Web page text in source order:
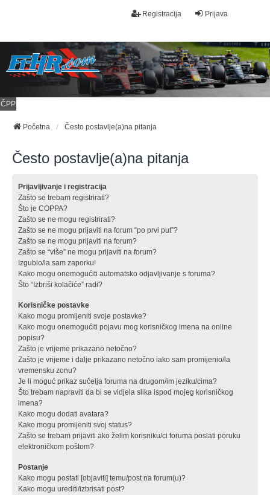
Prijava
Registracija
ČPP
Početna Često postavlje(a)na pitanja
Često postavlje(a)na pitanja
Prijavljivanje i registracija
Zašto se trebam registrirati?
Što je COPPA?
Zašto se ne mogu registrirati?
Zašto se ne mogu prijaviti na forum “po prvi put”?
Zašto se ne mogu prijaviti na forum?
Zašto se “više” ne mogu prijaviti na forum?
Izgubio/la sam zaporku!
Kako mogu onemogućiti automatsko odjavljivanje s foruma?
Što “Izbriši kolačiće” radi?
Korisničke postavke
Kako mogu promijeniti svoje postavke?
Kako mogu onemogućiti pojavu mog korisničkog imena na online
popisu?
Zašto je vrijeme prikazano netočno?
Zašto je vrijeme i dalje prikazano netočno iako sam promijenio/la
vremensku zonu?
Je li moguć prikaz sučelja foruma na drugom/im jeziku/cima?
Što trebam napraviti da bi se vidjela slika ispod mojeg korisničkog
imena?
Kako mogu dodati avatara?
Kako mogu promijeniti svoj status?
Zašto se trebam prijaviti ako želim korisniku/ci foruma poslati poruku
elektroničkom poštom?
Postanje
Kako mogu postati [objaviti] temu/post na forum(u)?
Kako mogu urediti/izbrisati post?